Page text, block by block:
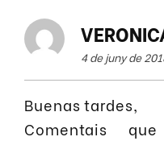
4 de juny de
Buenas tardes,
Comentais